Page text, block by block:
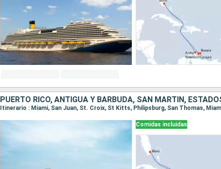
PUERTO RICO, ANTIGUA Y BARBUDA, SAN MARTÍN,
Itinerario : Miami, San Juan, St. Croix, St Kitts, Philipsburg, San Thomas,
Comidas incluidas